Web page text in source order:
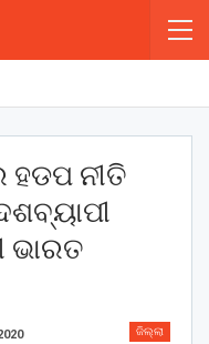
ନୀତି
ଭାରତ
ଜିଲ୍ଲା